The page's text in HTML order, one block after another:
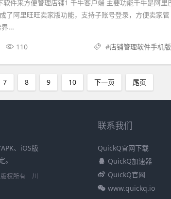
件来方便管理店铺1 千牛客户端 主要功能千牛是阿里
了阿里旺旺卖家版功能，支持子账号登录，方便卖家管
...
110 #店铺管理软件手机版
7 8 9 10 下一页 尾页
、iOS版
权所有
川
联系我们
QuickQ官网下载
QuickQ加速器
QuickQ官网
www.quickq.io